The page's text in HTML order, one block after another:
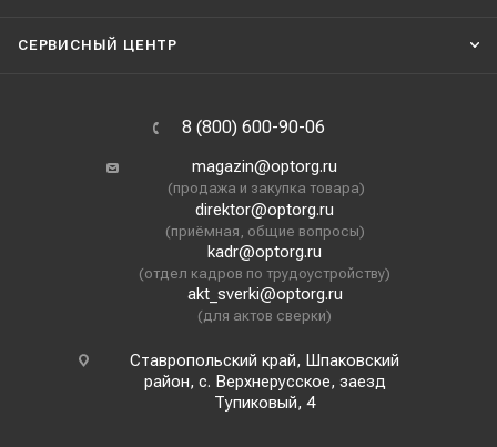
СЕРВИСНЫЙ ЦЕНТР
8 (800) 600-90-06
magazin@optorg.ru
(продажа и закупка товара)
direktor@optorg.ru
(приёмная, общие вопросы)
kadr@optorg.ru
(отдел кадров по трудоустройству)
akt_sverki@optorg.ru
(для актов сверки)
Ставропольский край, Шпаковский
район, с. Верхнерусское, заезд
Тупиковый, 4